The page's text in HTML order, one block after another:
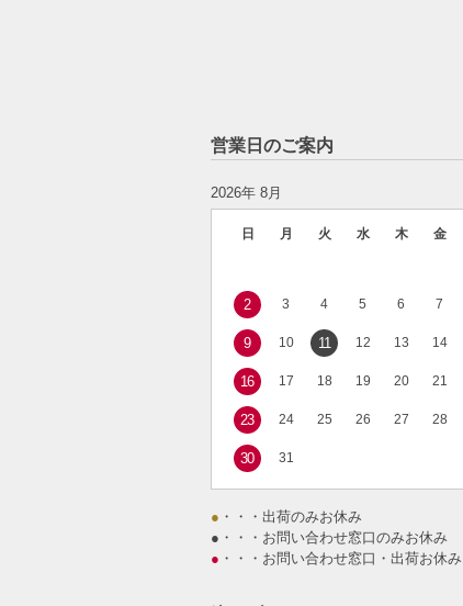
営業日のご案内
2026年 8月
日 月 火 水 木 金
2 3 4 5 6 7
9 10 11 12 13 14
16 17 18 19 20 21
23 24 25 26 27 28
30 31
● ・・・出荷のみお休み
● ・・・お問い合わせ窓口のみお休み
● ・・・お問い合わせ窓口・出荷お休み